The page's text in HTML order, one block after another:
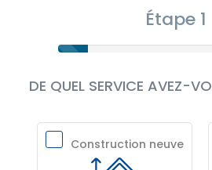
Étape 1
DE QUEL SERVICE AVEZ-
Construction neuve